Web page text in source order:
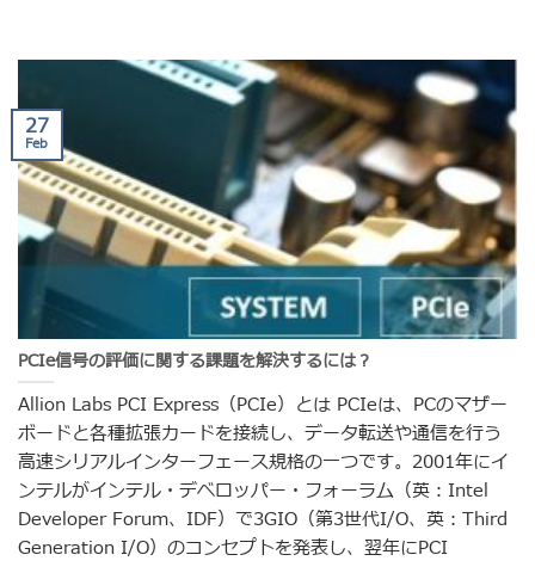
PCIe信号の評価に関する課題を解決するには？
Allion Labs PCI Express（PCIe）とは PCIeは、PCのマザー
ボードと各種拡張カードを接続し、データ転送や通信を行う
高速シリアルインターフェース規格の一つです。2001年にイ
ンテルがインテル・デベロッパー・フォーラム（英：Intel
Developer Forum、IDF）で3GIO（第3世代I/O、英：Third
Generation I/O）のコンセプトを発表し、翌年にPCI
27
Feb